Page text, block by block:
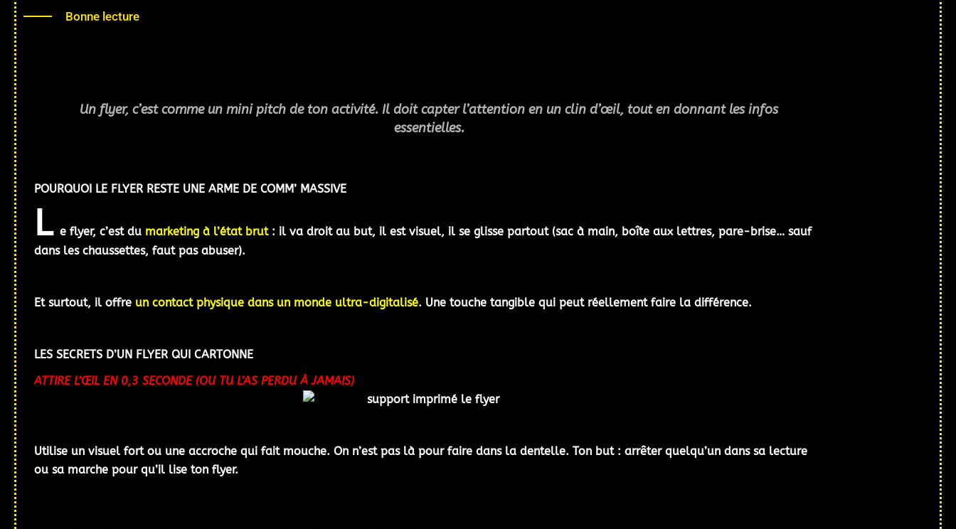
Bonne lecture
Un flyer, c’est comme un mini pitch de ton activité. Il doit capter l’attention en un clin d’œil, tout en donnant les infos
essentielles.
POURQUOI LE FLYER RESTE UNE ARME DE COMM’ MASSIVE
L e flyer, c’est du marketing à l’état brut: il va droit au but, il est visuel, il se glisse partout (sac à main, boîte aux lettres, pare-brise… sauf
dans les chaussettes, faut pas abuser).
Et surtout, il offre un contact physique dans un monde ultra-digitalisé. Une touche tangible qui peut réellement faire la différence.
LES SECRETS D’UN FLYER QUI CARTONNE
ATTIRE L’ŒIL EN 0,3 SECONDE (OU TU L’AS PERDU À JAMAIS)
Utilise un visuel fort ou une accroche qui fait mouche. On n’est pas là pour faire dans la dentelle. Ton but : arrêter quelqu’un dans sa lecture
ou sa marche pour qu’il lise ton flyer.